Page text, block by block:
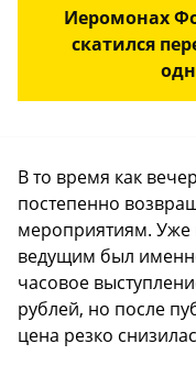
Иеромонах
скатился
В то время как
постепенно
мероприятиям. Уже
ведущим был
часовое
рублей, но после
цена резко